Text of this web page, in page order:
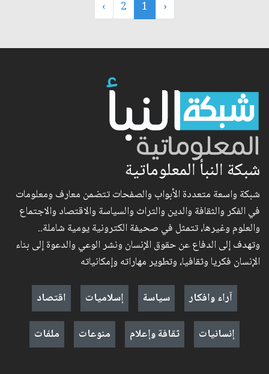
‹
1
2
›
شبكة النبأ المعلوماتية
شبكة واسعة متعددة الأبواب والصفحات تتضمن معارف ومعلومات
في الفكر والثقافة والدين والتراث والسياسة والاقتصاد والاجتماع
والعلوم وغيرها، تتمثل في صحيفة الكترونية يومية شاملة..
وتهدف إلى الدفاع عن حقوق الإنسان ونشر الوعي والدعوة إلى بناء
الإنسان فكريا وثقافيا، وتطوير مهاراته وإمكانياته
آراء وافكار
سياسة إسلاميات
اقتصاد
إنسانيات
ثقافة وإعلام منوعات ملفات